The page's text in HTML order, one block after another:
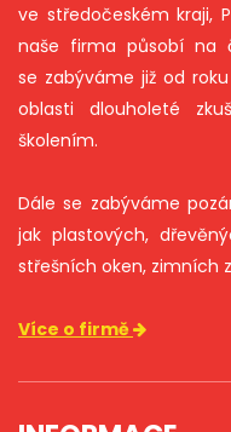
ve středočeském kraji,
naše firma působí na
se zabýváme již od
oblasti dlouholeté
školením.
Dále se zabýváme
jak plastových,
střešních oken, zimních
Více o firmě